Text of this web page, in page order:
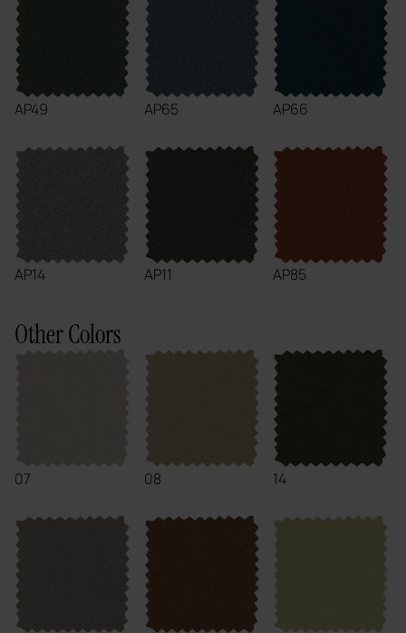
AP49 AP65 AP66
AP14 AP11 AP85
Other Colors
07 08 14